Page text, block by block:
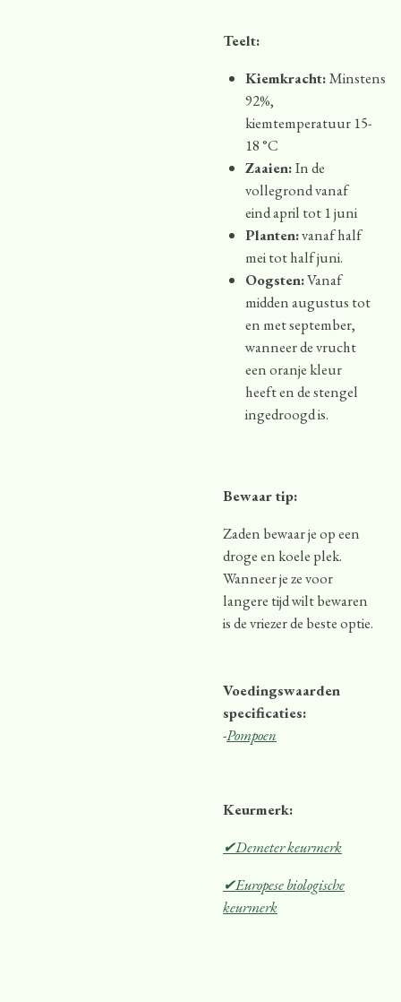
Teelt:
Kiemkracht:Minstens
92%,
kiemtemperatuur 15-
18 °C
Zaaien:In de
vollegrond vanaf
eind april tot 1 juni
Planten:vanaf half
mei tot half juni.
Oogsten:Vanaf
midden augustus tot
en met september,
wanneer de vrucht
een oranje kleur
heeft en de stengel
ingedroogd is.
Bewaar tip:
Zaden bewaar je op een
droge en koele plek.
Wanneer je ze voor
langere tijd wilt bewaren
is de vriezer de beste optie.
Voedingswaarden
specificaties:
-Pompoen
Keurmerk:
✔Demeter keurmerk
✔Europese biologische
keurmerk